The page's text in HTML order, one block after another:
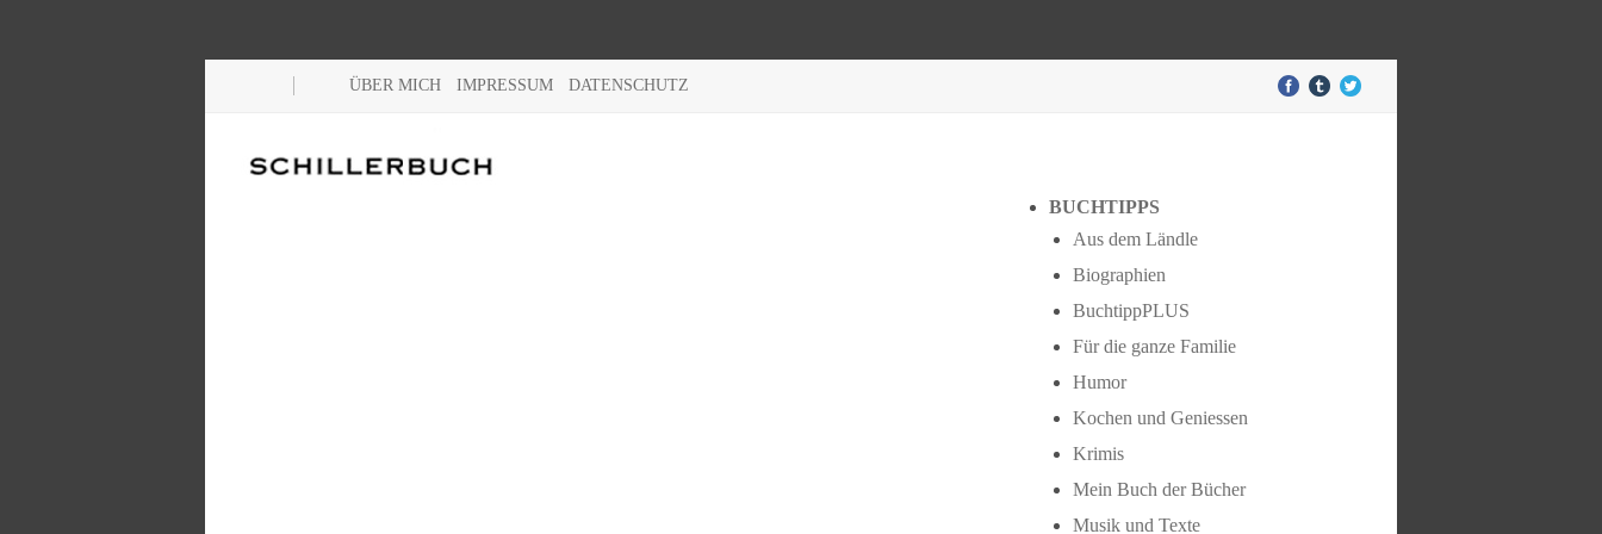
ÜBER MICH IMPRESSUM DATENSCHUTZ
BUCHTIPPS
Aus dem Ländle
Biographien
BuchtippPLUS
Für die ganze Familie
Humor
Kochen und Geniessen
Krimis
Mein Buch der Bücher
Musik und Texte